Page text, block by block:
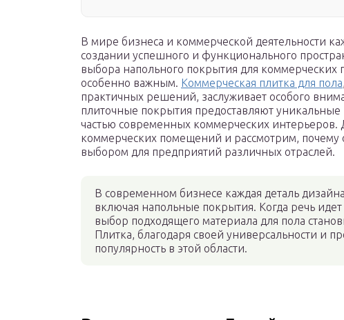
В мире бизнеса и коммерческой деятельности
создании успешного и функционального
выбора напольного покрытия для коммерческих
особенно важным. Коммерческая плитка для пола
практичных решений, заслуживает особого
плиточные покрытия предоставляют
частью современных коммерческих интерьеров.
коммерческих помещений и рассмотрим, почему
выбором для предприятий различных отраслей.
В современном бизнесе каждая деталь
включая напольные покрытия. Когда речь
выбор подходящего материала для пола
Плитка, благодаря своей универсальности и
популярность в этой области.